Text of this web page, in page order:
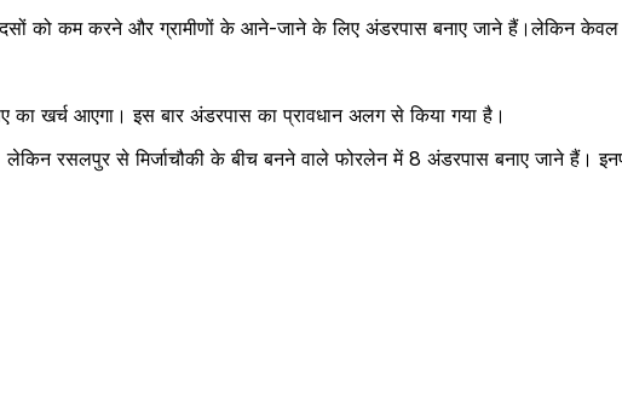
को कम करने और ग्रामीणों के आने-जाने के लिए अंडरपास बनाए जाने हैं।लेकिन
का खर्च आएगा। इस बार अंडरपास का प्रावधान अलग से किया गया है।
रसलपुर से मिर्जाचौकी के बीच बनने वाले फोरलेन में 8 अंडरपास बनाए जाने हैं।